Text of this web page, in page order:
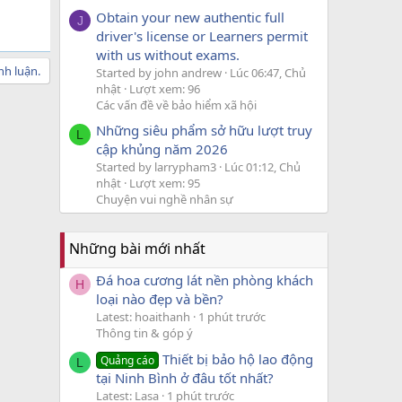
luận.
J
Obtain your new authentic full
driver's license or Learners permit
with us without exams.
Started by john andrew Lúc 06:47, Chủ
nhật Lượt xem: 96
Các vấn đề về bảo hiểm xã hội
L
Những siêu phẩm sở hữu lượt truy
cập khủng năm 2026
Started by larrypham3 Lúc 01:12, Chủ
nhật Lượt xem: 95
Chuyện vui nghề nhân sự
Những bài mới nhất
H
Đá hoa cương lát nền phòng khách
loại nào đẹp và bền?
Latest: hoaithanh
1 phút trước
Thông tin & góp ý
L Quảng cáo Thiết bị bảo hộ lao động
tại Ninh Bình ở đâu tốt nhất?
Latest: Lasa 1 phút trước